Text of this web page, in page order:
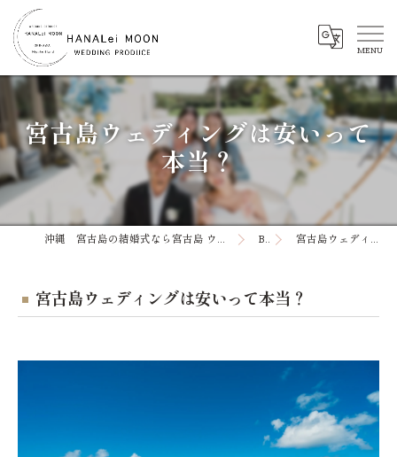
宮古島ウェディングは安いって
本当？
沖縄 宮古島の結婚式なら宮古島 ウエディング WEDDING PRODUCE HANALei Moon Blog 宮古島ウェディングは安いって本当？
宮古島ウェディングは安いって本当？